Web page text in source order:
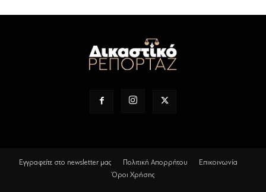
Εγγραφείτε στο newsletter μας Πολιτική Απορρήτου
Επικοινωνία
Όροι Χρήσης